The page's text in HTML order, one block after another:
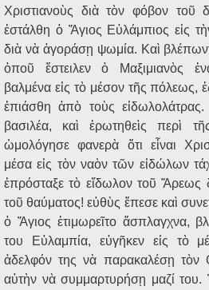
Χριστιανοὺς διὰ τὸν φόβον τοῦ
ἐστάλθη ὁ Ἅγιος Εὐλάμπιος εἰς
διὰ νὰ ἀγοράσῃ ψωμία. Καὶ
ὁποῦ ἔστειλεν ὁ Μαξιμιανὸς
βαλμένα εἰς τὸ μέσον τῆς πόλεως,
ἐπιάσθη ἀπὸ τοὺς
βασιλέα, καὶ ἐρωτηθεὶς περὶ
ὡμολόγησε φανερὰ ὅτι εἶναι
μέσα εἰς τὸν ναὸν τῶν εἰδώλων
ἐπρόσταξε τὸ εἴδωλον τοῦ
τοῦ θαύματος! εὐθὺς ἔπεσε καὶ
ὁ Ἅγιος ἐτιμωρεῖτο ἄσπλαγχνα,
του Εὐλαμπία, εὐγῆκεν εἰς τὸ
ἀδελφόν της νὰ παρακαλέσῃ τὸν
αὐτὴν νὰ συμμαρτυρήσῃ μαζί